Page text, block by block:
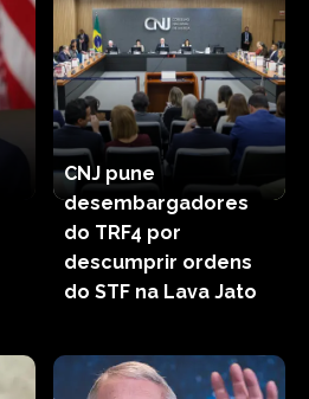
CNJ pune
desembargadores
do TRF4 por
descumprir ordens
do STF na Lava Jato